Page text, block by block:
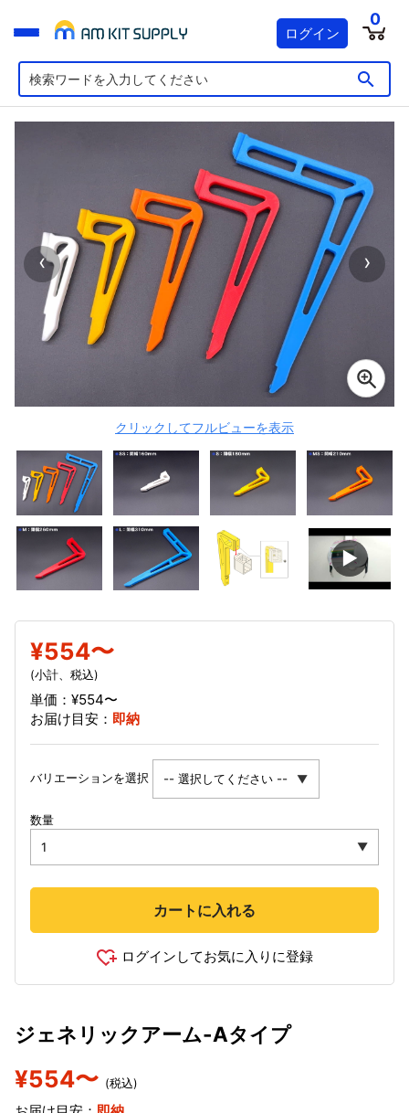
ログイン
0
‹ ›
クリックしてフルビューを表示
▶
ジェネリックアーム-Aタイプ
¥554〜 (税込)
¥554〜
(小計、税込)
単価：¥554〜
お届け目安： 即納
バリエーションを選択
数量
カートに入れる
ログインしてお気に入りに登録